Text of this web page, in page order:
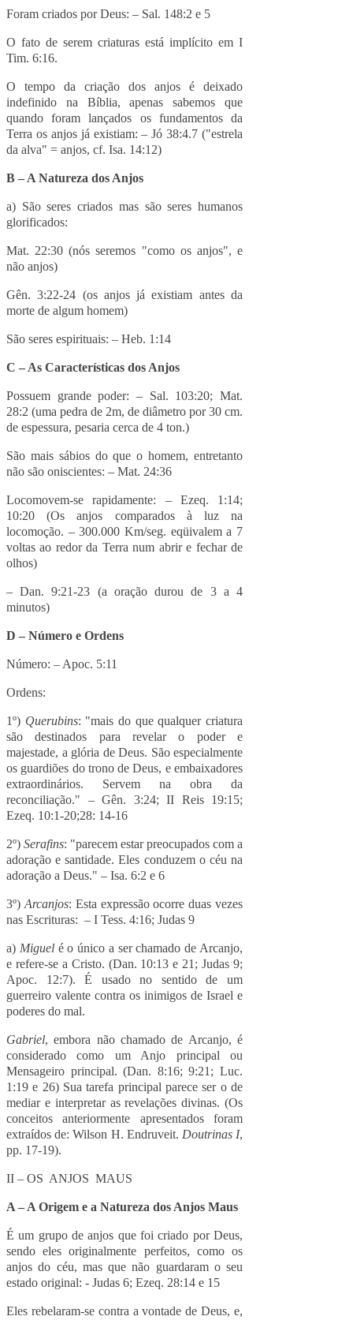
Foram criados por Deus: – Sal. 148:2 e 5
O fato de serem criaturas está implícito em I
Tim. 6:16.
O tempo da criação dos anjos é deixado
indefinido na Bíblia, apenas sabemos que
quando foram lançados os fundamentos da
Terra os anjos já existiam: – Jó 38:4.7 ("estrela
da alva" = anjos, cf. Isa. 14:12)
B – A Natureza dos Anjos
a) São seres criados mas são seres humanos
glorificados:
Mat. 22:30 (nós seremos "como os anjos", e
não anjos)
Gên. 3:22-24 (os anjos já existiam antes da
morte de algum homem)
São seres espirituais: – Heb. 1:14
C – As Características dos Anjos
Possuem grande poder: – Sal. 103:20; Mat.
28:2 (uma pedra de 2m, de diâmetro por 30 cm.
de espessura, pesaria cerca de 4 ton.)
São mais sábios do que o homem, entretanto
não são oniscientes: – Mat. 24:36
Locomovem-se rapidamente: – Ezeq. 1:14;
10:20 (Os anjos comparados à luz na
locomoção. – 300.000 Km/seg. eqüivalem a 7
voltas ao redor da Terra num abrir e fechar de
olhos)
– Dan. 9:21-23 (a oração durou de 3 a 4
minutos)
D – Número e Ordens
Número: – Apoc. 5:11
Ordens:
1º) Querubins: "mais do que qualquer criatura
são destinados para revelar o poder e
majestade, a glória de Deus. São especialmente
os guardiões do trono de Deus, e embaixadores
extraordinários. Servem na obra da
reconciliação." – Gên. 3:24; II Reis 19:15;
Ezeq. 10:1-20;28: 14-16
2º) Serafins: "parecem estar preocupados com a
adoração e santidade. Eles conduzem o céu na
adoração a Deus." – Isa. 6:2 e 6
3º) Arcanjos: Esta expressão ocorre duas vezes
nas Escrituras: – I Tess. 4:16; Judas 9
a) Miguelé o único a ser chamado de Arcanjo,
e refere-se a Cristo. (Dan. 10:13 e 21; Judas 9;
Apoc. 12:7). É usado no sentido de um
guerreiro valente contra os inimigos de Israel e
poderes do mal.
Gabriel, embora não chamado de Arcanjo, é
considerado como um Anjo principal ou
Mensageiro principal. (Dan. 8:16; 9:21; Luc.
1:19 e 26) Sua tarefa principal parece ser o de
mediar e interpretar as revelações divinas. (Os
conceitos anteriormente apresentados foram
extraídos de: Wilson H. Endruveit. Doutrinas I,
pp. 17-19).
II – OS ANJOS MAUS
A – A Origem e a Natureza dos Anjos Maus
É um grupo de anjos que foi criado por Deus,
sendo eles originalmente perfeitos, como os
anjos do céu, mas que não guardaram o seu
estado original: - Judas 6; Ezeq. 28:14 e 15
Eles rebelaram-se contra a vontade de Deus, e,